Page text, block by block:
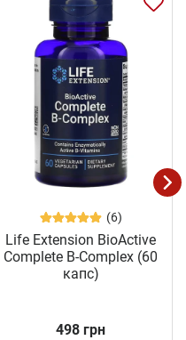
(6)
Life Extension BioActive
Complete B-Complex (60
капс)
498 грн